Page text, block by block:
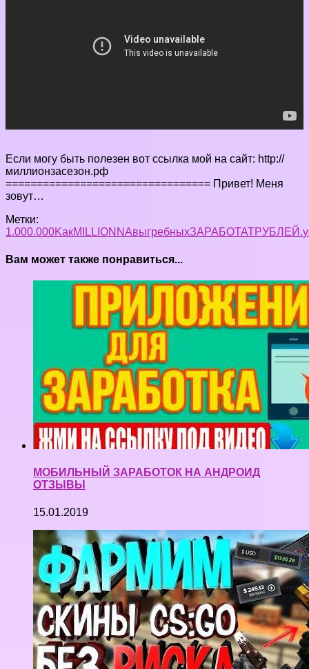
Если могу быть полезен вот ссылка мой на сайт: http://
миллионзасезон.рф
================================= Привет! Меня
зовут…
Метки:
1.000.000KакMILLION NAвыгребныхЗАРАБОТАТРУБЛЕЙ.
Вам может также понравиться...
МОБИЛЬНЫЙ ЗАРАБОТОК НА АНДРОИД
ОТЗЫВЫ
15.01.2019